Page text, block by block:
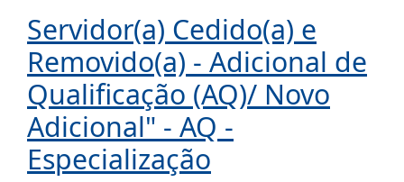
Servidor(a) Cedido(a) e
Removido(a) - Adicional de
Qualificação (AQ)/ Novo
Adicional" - AQ -
Especialização